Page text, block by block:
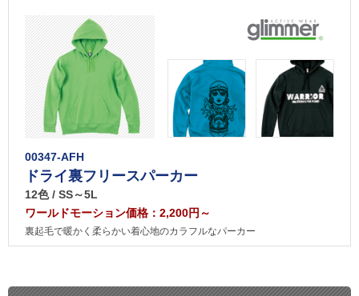
00347-AFH
ドライ裏フリースパーカー
12色 / SS～5L
ワールドモーション価格：2,200円～
裏起毛で暖かく柔らかい着心地のカラフルなパーカー